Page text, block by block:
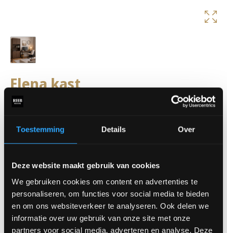
Toestemming Details Over
Deze website maakt gebruik van cookies
We gebruiken cookies om content en advertenties te
personaliseren, om functies voor social media te bieden
en om ons websiteverkeer te analyseren. Ook delen we
informatie over uw gebruik van onze site met onze
partners voor social media, adverteren en analyse. Deze
Elena kast
DeElena kast
combineert praktische opbergruimte met een
ruimte om boeken, accessoires en decoratie mooi te presenteren.
Perfect als stijlvolle toevoeging aan een werk- of leefruimte,
Dankzij het tijdloze ontwerp past de Elena kast moeiteloos
binnen verschillende interieurstijlen.
Benieuwd naar de mogelijkheden? Kom langs in onze showroom
en ontdek de Elena wandkast. Dankzij het maatwerk is deze
volledig samen te stellen in verschillende kleuren, opstellingen
en afmetingen.